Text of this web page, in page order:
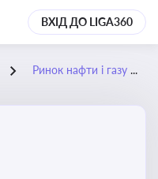
ВХІД ДО LIGA360
Ринок нафти і газу